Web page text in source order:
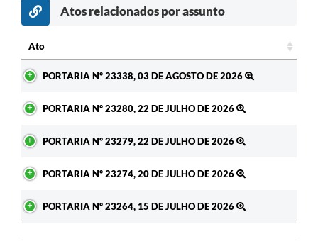
Atos relacionados por assunto
Ato
PORTARIA Nº 23338, 03 DE AGOSTO DE 2026
PORTARIA Nº 23280, 22 DE JULHO DE 2026
PORTARIA Nº 23279, 22 DE JULHO DE 2026
PORTARIA Nº 23274, 20 DE JULHO DE 2026
PORTARIA Nº 23264, 15 DE JULHO DE 2026